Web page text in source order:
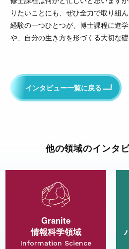
りたいことにも、ぜひ全力で取り組
経験の一つひとつが、博士課程に進
や、自分の生き方を形づくる大切な礎
インタビュー一覧に戻る
他の領域のインタ
Granite
情報科学領域
Information Science